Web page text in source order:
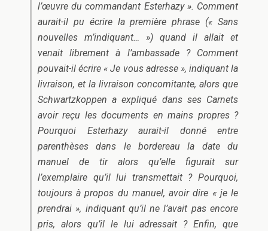
l’œuvre du commandant Esterhazy ». Comment
aurait-il pu écrire la première phrase (« Sans
nouvelles m’indiquant… ») quand il allait et
venait librement à l’ambassade ? Comment
pouvait-il écrire « Je vous adresse », indiquant la
livraison, et la livraison concomitante, alors que
Schwartzkoppen a expliqué dans ses Carnets
avoir reçu les documents en mains propres ?
Pourquoi Esterhazy aurait-il donné entre
parenthèses dans le bordereau la date du
manuel de tir alors qu’elle figurait sur
l’exemplaire qu’il lui transmettait ? Pourquoi,
toujours à propos du manuel, avoir dire « je le
prendrai », indiquant qu’il ne l’avait pas encore
pris, alors qu’il le lui adressait ? Enfin, que